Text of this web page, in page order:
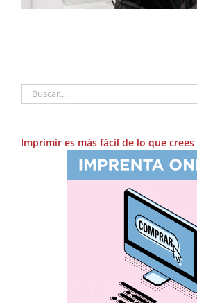
Buscar:
Imprimir es más fácil de lo que crees